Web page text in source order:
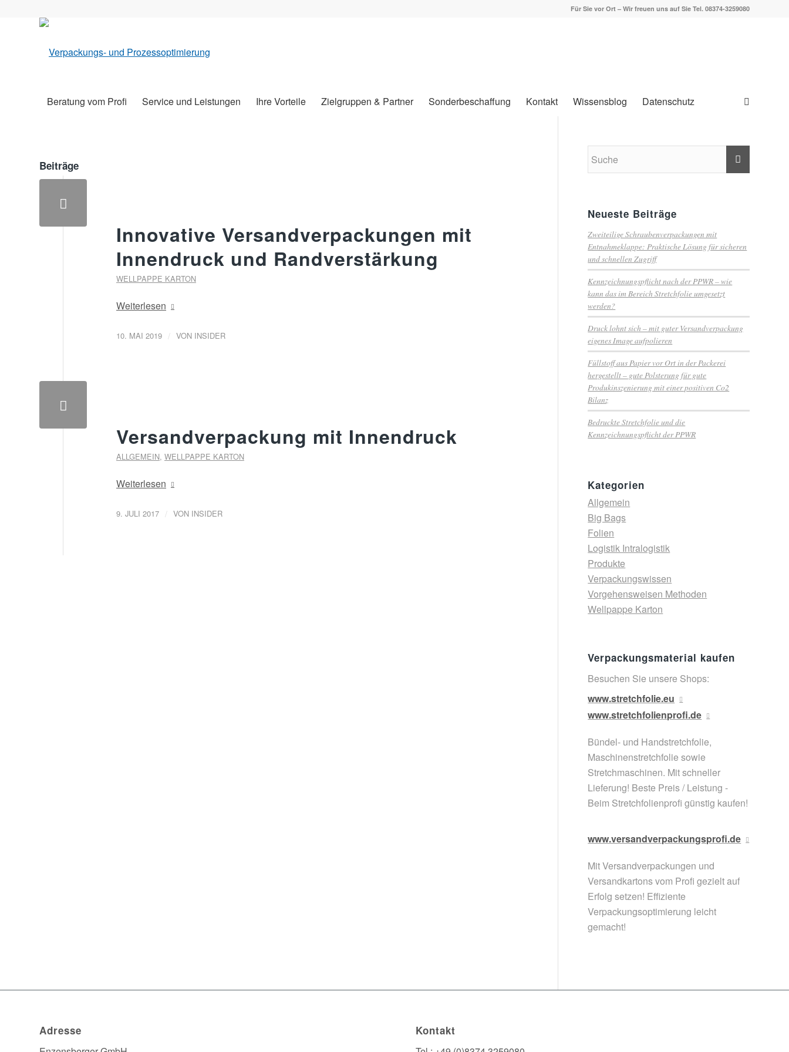
Für Sie vor Ort – Wir freuen uns auf Sie Tel. 08374-3259080
Beratung vom Profi Service und Leistungen Ihre Vorteile Zielgruppen & Partner Sonderbeschaffung Kontakt Wissensblog Datenschutz
Beiträge
Innovative Versandverpackungen mit
Innendruck und Randverstärkung
WELLPAPPE KARTON
Weiterlesen
10. MAI 2019 / VON INSIDER
Versandverpackung mit Innendruck
ALLGEMEIN, WELLPAPPE KARTON
Weiterlesen
9. JULI 2017 / VON INSIDER
Neueste Beiträge
Zweiteilige Schraubenverpackungen mit
Entnahmeklappe: Praktische Lösung für sicheren
und schnellen Zugriff
Kennzeichnungspflicht nach der PPWR – wie
kann das im Bereich Stretchfolie umgesetzt
werden?
Druck lohnt sich – mit guter Versandverpackung
eigenes Image aufpolieren
Füllstoff aus Papier vor Ort in der Packerei
hergestellt – gute Polsterung für gute
Produkinszenierung mit einer positiven Co2
Bilanz
Bedruckte Stretchfolie und die
Kennzeichnungspflicht der PPWR
Kategorien
Allgemein
Big Bags
Folien
Logistik Intralogistik
Produkte
Verpackungswissen
Vorgehensweisen Methoden
Wellpappe Karton
Verpackungsmaterial kaufen
Besuchen Sie unsere Shops:
www.stretchfolie.eu
www.stretchfolienprofi.de
Bündel- und Handstretchfolie,
Maschinenstretchfolie sowie
Stretchmaschinen. Mit schneller
Lieferung! Beste Preis / Leistung -
Beim Stretchfolienprofi günstig kaufen!
www.versandverpackungsprofi.de
Mit Versandverpackungen und
Versandkartons vom Profi gezielt auf
Erfolg setzen! Effiziente
Verpackungsoptimierung leicht
gemacht!
Adresse Kontakt